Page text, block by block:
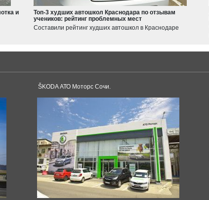
Swift
Model 3
Model S
Toyota
Supra
Land Cruiser
Corolla
Hilux
Avensis
Haval
Dacia
Duster
Logan
Sandero
Pagani
и
Топ-3 худших автошкол Краснодара по отзывам
учеников: рейтинг проблемных мест
Составили рейтинг худших автошкол в Краснодаре
ŠKODA АТО Моторс Сочи.